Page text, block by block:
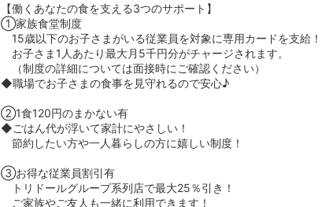
【働くあなたの食を支える3つのサポート】
①家族食堂制度
15歳以下のお子さまがいる従業員を対象に専用カードを支給！
お子さま1人あたり最大月5千円分がチャージされます。
（制度の詳細については面接時にご確認ください）
◆職場でお子さまの食事を見守れるので安心♪
②1食120円のまかない有
◆ごはん代が浮いて家計にやさしい！
節約したい方や一人暮らしの方に嬉しい制度！
③お得な従業員割引有
トリドールグループ系列店で最大25％引き！
ご家族やご友人も一緒に利用できます！